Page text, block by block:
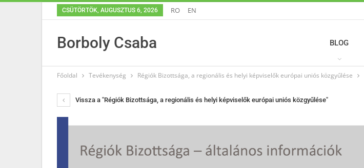
CSÜTÖRTÖK, AUGUSZTUS 6, 2026 RO EN
Borboly Csaba BLOG
Főoldal Tevékenység Régiók Bizottsága, a regionális és helyi képviselők európai uniós közgyűlése
Vissza a "Régiók Bizottsága, a regionális és helyi képviselők európai uniós közgyűlése"